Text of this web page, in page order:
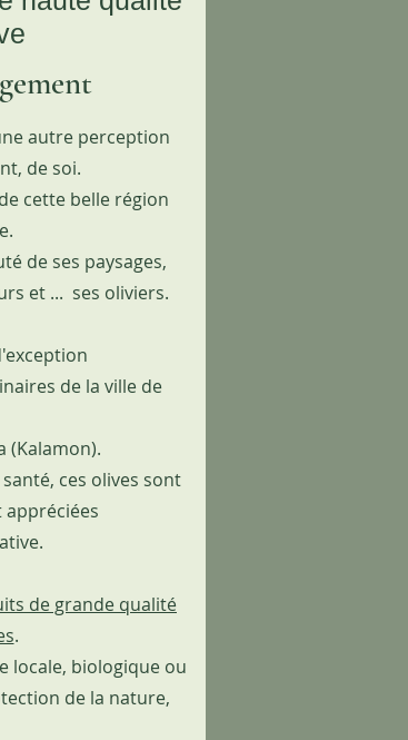
autre perception
de soi.
cette belle région
de ses paysages,
et ... ses oliviers.
de la ville de
(Kalamon).
ces olives sont
de grande qualité
.
locale, biologique ou
de la nature,